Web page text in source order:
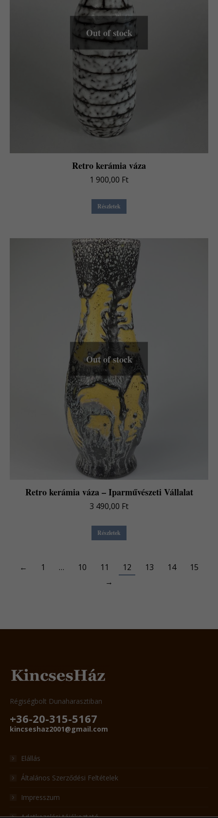
Out of stock
Retro kerámia váza
1 900,00 Ft
Részletek
Out of stock
Retro kerámia váza – Iparművészeti Vállalat
3 490,00 Ft
Részletek
← 1 … 10 11 12 13 14
15
→
Régiségbolt Dunaharasztiban
+36-20-315-5167
kincseshaz2001@gmail.com
Elállás
Általános Szerződési Feltételek
Impresszum